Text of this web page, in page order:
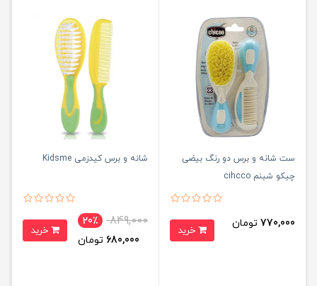
ست شانه و برس دو رنگ بیضی
چیکو شبنم cihcco
770,000 تومان
شانه و برس کیدزمی Kidsme
849,000
20٪
680,000 تومان